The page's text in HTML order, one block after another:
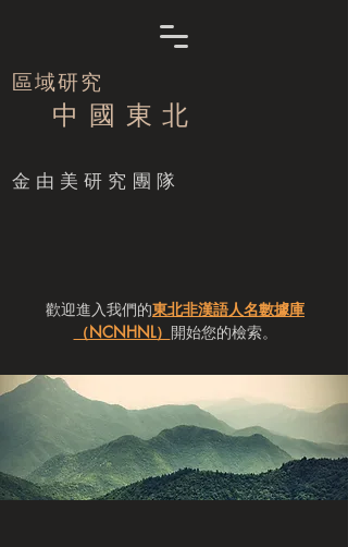
區域研究
中 國 東 北
​金由美研究團隊
歡迎進入我們的東北非漢語人名數據庫
（NCNHNL） 開始您的檢索。